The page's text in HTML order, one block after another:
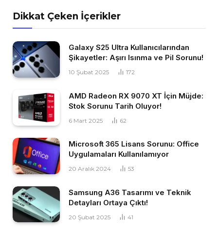
Dikkat Çeken İçerikler
Galaxy S25 Ultra Kullanıcılarından
Şikayetler: Aşırı Isınma ve Pil Sorunu!
10 Şubat 2025 172
AMD Radeon RX 9070 XT İçin Müjde:
Stok Sorunu Tarih Oluyor!
6 Mart 2025 62
Microsoft 365 Lisans Sorunu: Office
Uygulamaları Kullanılamıyor
20 Aralık 2024 53
Samsung A36 Tasarımı ve Teknik
Detayları Ortaya Çıktı!
20 Şubat 2025 41